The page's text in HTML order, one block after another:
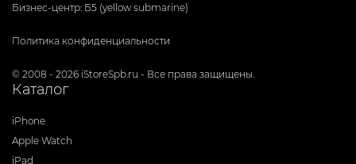
Бизнес-центр: Б5 (yellow submarine)
Политика конфиденциальности
© 2008 - 2026 iStoreSpb.ru - Все права защищены.
Каталог
iPhone
Apple Watch
iPad